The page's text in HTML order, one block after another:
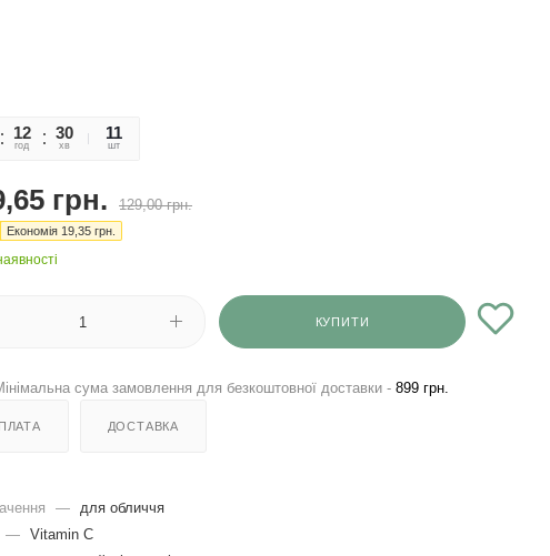
12
год
30
хв
32
сек
11
шт
грн. 129,00грн.
Економія 19,35 грн.
КУПИТИ
сума замовлення для безкоштовної доставки - 899 грн.
ДОСТАВКА
—
для обличчя
— Vitamin C